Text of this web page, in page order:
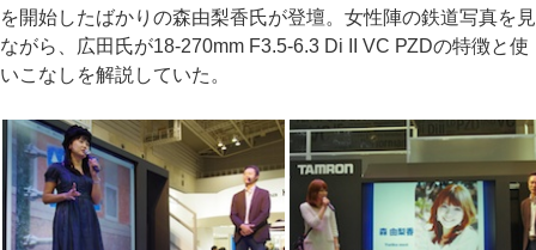
を開始したばかりの森由梨香氏が登壇。女性陣の鉄道写真を見
ながら、広田氏が18-270mm F3.5-6.3 Di II VC PZDの特徴と使
いこなしを解説していた。